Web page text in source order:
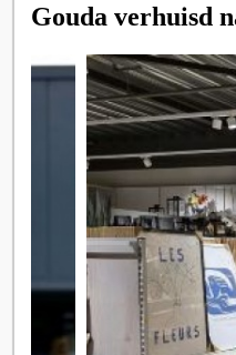
Gouda verhuisd